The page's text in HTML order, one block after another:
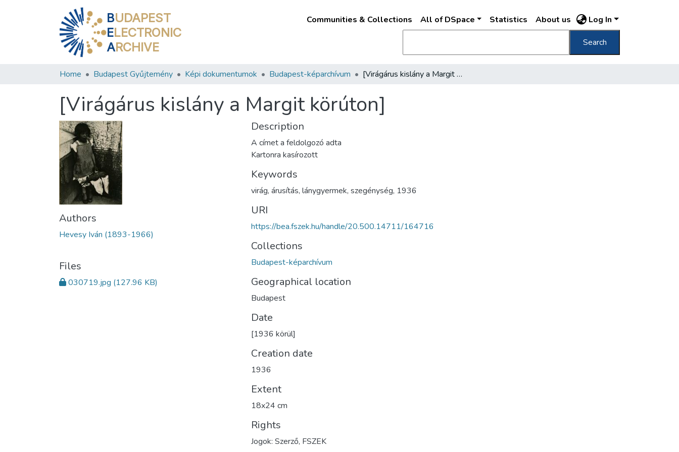
BUDAPEST
ELECTRONIC
ARCHIVE
Communities & Collections All of DSpace Statistics About us Log In
Search
Home Budapest Gyűjtemény Képi dokumentumok Budapest-képarchívum [Virágárus kislány a Margit körúton]
[Virágárus kislány a Margit körúton]
Authors
Hevesy Iván (1893-1966)
Files
030719.jpg (127.96 KB)
Description
A címet a feldolgozó adta
Kartonra kasírozott
Keywords
virág, árusítás, lánygyermek, szegénység, 1936
URI
https://bea.fszek.hu/handle/20.500.14711/164716
Collections
Budapest-képarchívum
Geographical location
Budapest
Date
[1936 körül]
Creation date
1936
Extent
18x24 cm
Rights
Jogok: Szerző, FSZEK